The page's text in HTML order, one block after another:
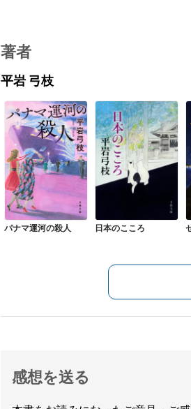
著者
平岩 弓枝
パナマ運河の殺人 日本のこころ
感想を送る